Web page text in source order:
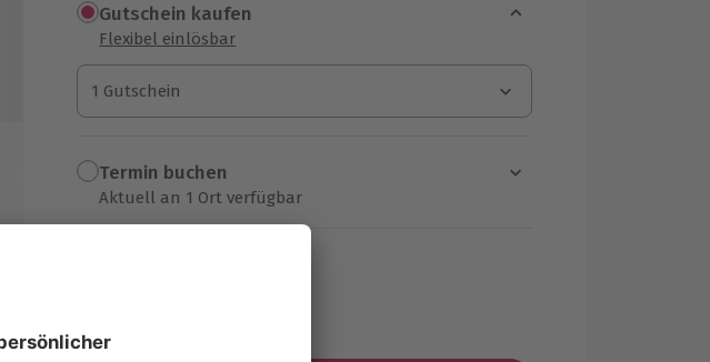
Gutschein kaufen
Flexibel einlösbar
1 Gutschein
1 Gutschein
1 Gutschein
Termin buchen
Aktuell an 1 Ort verfügbar